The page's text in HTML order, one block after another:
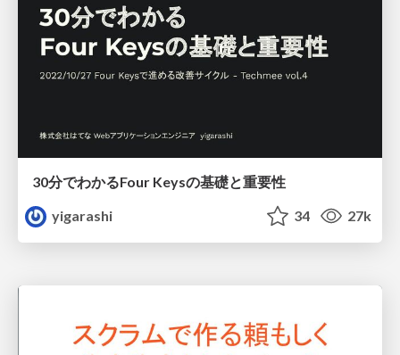
30分でわかるFour Keysの基礎と重要性
yigarashi
34 27k